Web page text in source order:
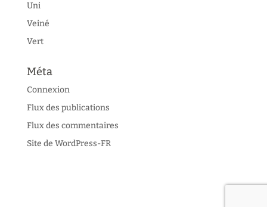
Uni
Veiné
Vert
Méta
Connexion
Flux des publications
Flux des commentaires
Site de WordPress-FR